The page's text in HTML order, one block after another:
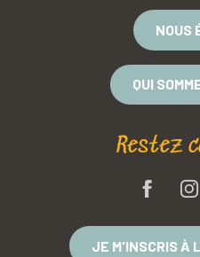
NOUS
QUI
Restez
JE M'INSCRIS À